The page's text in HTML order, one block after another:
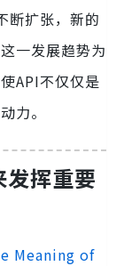
断扩张，新的
一发展趋势为
API不仅仅是
力。
挥重要
Meaning of